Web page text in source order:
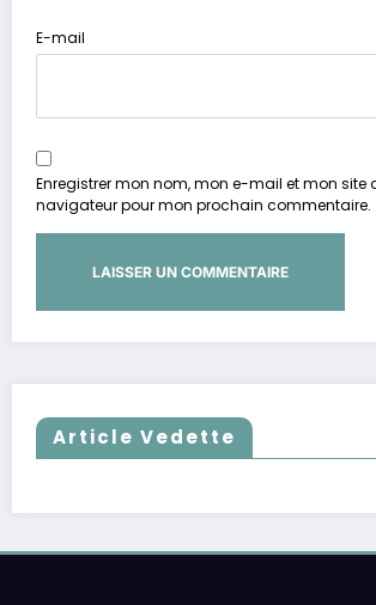
E-mail
Enregistrer mon nom, mon e-mail et mon site
navigateur pour mon prochain commentaire.
Article Vedette